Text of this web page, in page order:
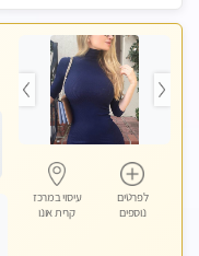
לפרטים
נוספים
עיסוי במרכז
קרית אונו